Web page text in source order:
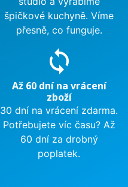
špičkové kuchyně. Víme
přesně, co funguje.
sync
Až 60 dní na vrácení
zboží
30 dní na vrácení zdarma.
Potřebujete víc času? Až
60 dní za drobný
poplatek.